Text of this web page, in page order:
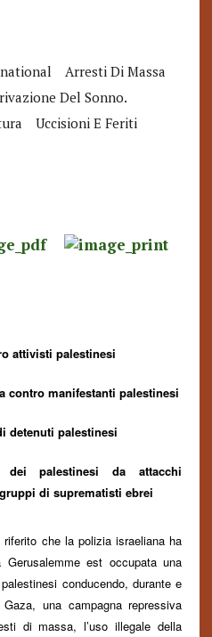
Arresti Di Massa
Del Sonno.
Uccisioni E Feriti
attivisti palestinesi
contro manifestanti palestinesi
detenuti palestinesi
dei palestinesi da attacchi
di suprematisti ebrei
che la polizia israeliana ha
est occupata una
conducendo, durante e
una campagna repressiva
di massa, l’uso illegale della